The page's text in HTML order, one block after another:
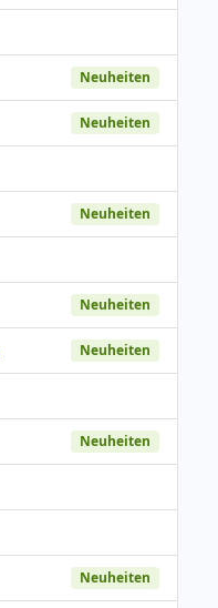
Neuheiten
Neuheiten
Neuheiten
Neuheiten
Neuheiten
Neuheiten
Neuheiten